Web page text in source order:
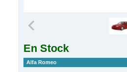
En Stock
Alfa Romeo